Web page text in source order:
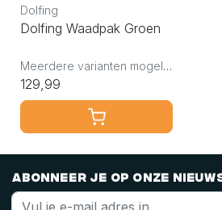
Dolfing
Dolfing Waadpak Groen
Meerdere varianten mogelijk
129,99
Abonneer je op onze